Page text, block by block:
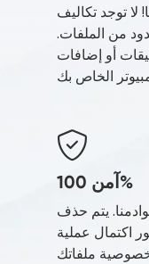
لا توجد تكاليف
من الملفات.
أو إضافات
آمن 100%
يتم حذف
اكتمال عملية